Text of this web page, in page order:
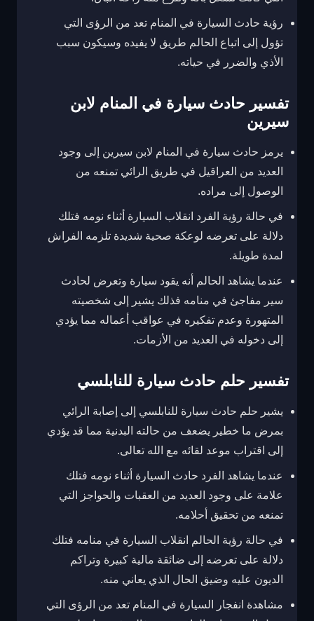
رؤية حادث السيارة في المنام تعد من الرؤى التي
تؤول إلى اتباع الحالم طريق لا يفيده وسيكون سبب
الأذي والضرر في حياته.
تفسير حادث سيارة في المنام لابن
سيرين
يرمز حادث سيارة في المنام لابن سيرين إلى وجود
العديد من العراقيل في طريق الرائي تمنعه من
الوصول إلى مراده.
في حالة رؤية الفرد انقلاب السيارة أثناء نومه فتلك
دلالة على تعرضه لوعكة صحية شديدة تلزمه الفراش
لمدة طويلة.
عندما يشاهد الحالم أنه يقود سيارة وتعرض لحادث
سير مفاجئ في منامه فذلك يشير إلى شخصيته
المتهورة وعدم تفكيره في عواقب أعماله مما يؤدي
إلى دخوله في العديد من الأزمات.
تفسير حلم حادث سيارة للنابلسي
يشير حلم حادث سيارة للنابلسي إلى إصابة الرائي
بمرض ما خطير يضعف من حالته البدنية مما قد يؤدي
إلى اقتراب موعد لقائه مع الله تعالى.
عندما يشاهد الفرد حادث السيارة أثناء نومه فتلك
علامة على وجود العديد من العقبات والحواجز التي
تمنعه من تحقيق أحلامه.
في حالة رؤية الحالم انقلاب السيارة في منامه فتلك
دلالة على تعرضه إلى ضائقة مالية كبيرة وتراكم
الديون عليه وضيق الحال الذي يعاني منه.
مشاهدة انفجار السيارة في المنام تعد من الرؤى التي